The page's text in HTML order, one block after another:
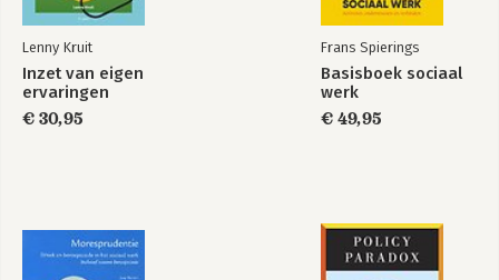
Lenny Kruit
Inzet van eigen
ervaringen
€ 30,95
Frans Spierings
Basisboek sociaal
werk
€ 49,95